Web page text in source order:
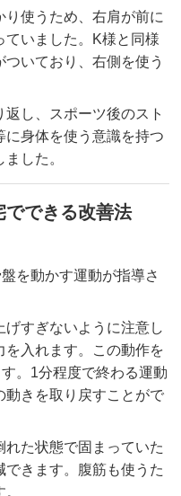
使うため、右肩が前に
ていました。K様と同様
いており、右側を使う
し、スポーツ後のスト
に身体を使う意識を持つ
した。
でできる改善法
を動かす運動が指導さ
すぎないように注意し
を入れます。この動作を
。1分程度で終わる運動
動きを取り戻すことがで
た状態で固まっていた
きます。腹筋も使うた